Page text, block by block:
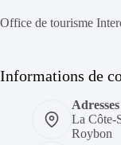
Office de tourisme
Informations de
La Côte-
Roybon